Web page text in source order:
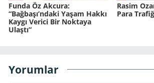
Funda Öz Akcura:
“Bağbaşı’ndaki Yaşam Hakkı
Kaygı Verici Bir Noktaya
Ulaştı”
Rasim
Para
Yorumlar